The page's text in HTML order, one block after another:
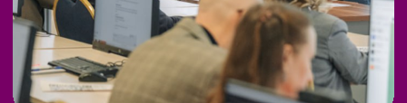
ООО «ЗЕРОКОДЕР». Все права защищены
ИНН 9715401631ОГРН 1217700246026